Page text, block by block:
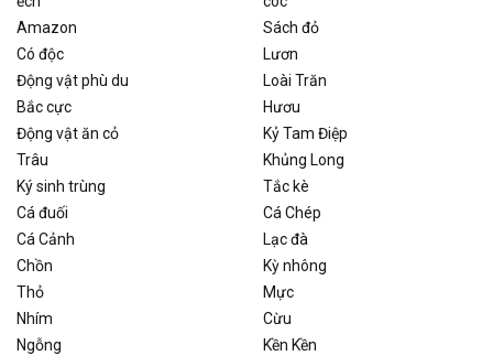
Amazon
Sách đỏ
Có độc
Lươn
Động vật phù du
Loài Trăn
Bắc cực
Hươu
Động vật ăn cỏ
Kỷ Tam Điệp
Trâu
Khủng Long
Ký sinh trùng
Tắc kè
Cá đuối
Cá Chép
Cá Cảnh
Lạc đà
Chồn
Kỳ nhông
Thỏ
Mực
Nhím
Cừu
Ngỗng
Kền Kền